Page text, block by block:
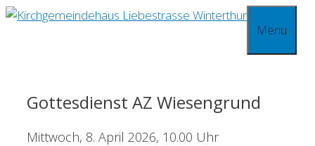
Springe
Menu
Gottesdienst AZ Wiesengrund
Mittwoch, 8. April 2026, 10.00 Uhr